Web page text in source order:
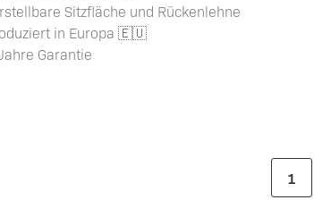
Sitzfläche und Rückenlehne
in Europa 🇪🇺
Garantie